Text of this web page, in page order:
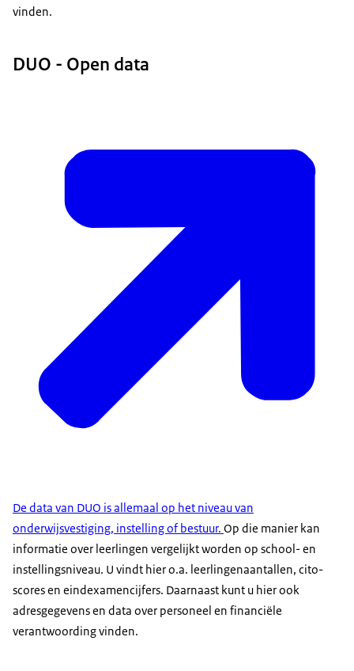
vinden.
DUO - Open data
De data van DUO is allemaal op het niveau van
onderwijsvestiging, instelling of bestuur. Op die manier kan
informatie over leerlingen vergelijkt worden op school- en
instellingsniveau. U vindt hier o.a. leerlingenaantallen, cito-
scores en eindexamencijfers. Daarnaast kunt u hier ook
adresgegevens en data over personeel en financiële
verantwoording vinden.